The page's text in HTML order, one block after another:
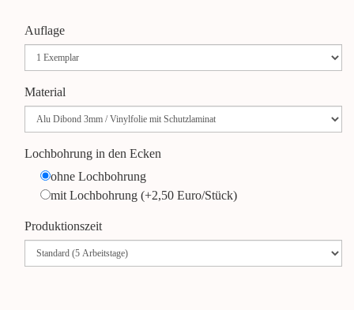
Auflage
Material
Lochbohrung in den Ecken
ohne Lochbohrung
mit Lochbohrung (+2,50 Euro/Stück)
Produktionszeit